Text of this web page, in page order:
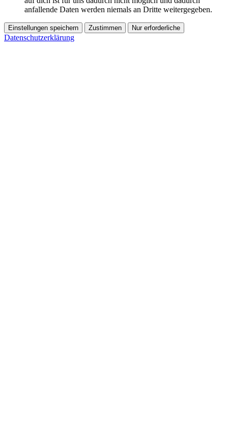
anfallende Daten werden niemals an Dritte weitergegeben.
Einstellungen speichern Zustimmen Nur erforderliche
Datenschutzerklärung